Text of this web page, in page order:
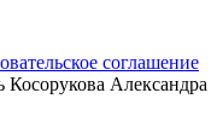
соглашение
Александра